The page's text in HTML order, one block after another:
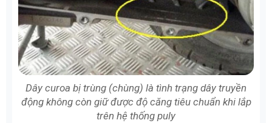
Dây curoa bị trùng (chùng) là tình trạng dây truyền
động không còn giữ được độ căng tiêu chuẩn khi lắp
trên hệ thống puly